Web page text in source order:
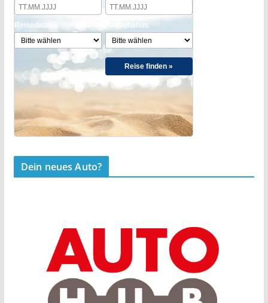
Reisedauer: Abflughafen:
Reise finden »
Dein neues Auto?